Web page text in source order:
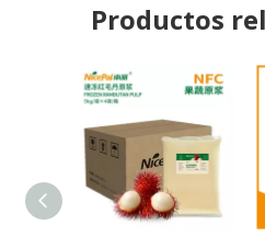
Productos